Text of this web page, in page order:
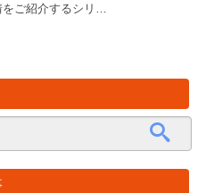
をご紹介するシリ…